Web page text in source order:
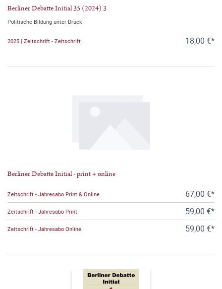
Berliner Debatte Initial 35 (2024) 3
Politische Bildung unter Druck
2025 | Zeitschrift - Zeitschrift 18,00 €*
Berliner Debatte Initial - print + online
Zeitschrift - Jahresabo Print & Online 67,00 €*
Zeitschrift - Jahresabo Print 59,00 €*
Zeitschrift - Jahresabo Online 59,00 €*